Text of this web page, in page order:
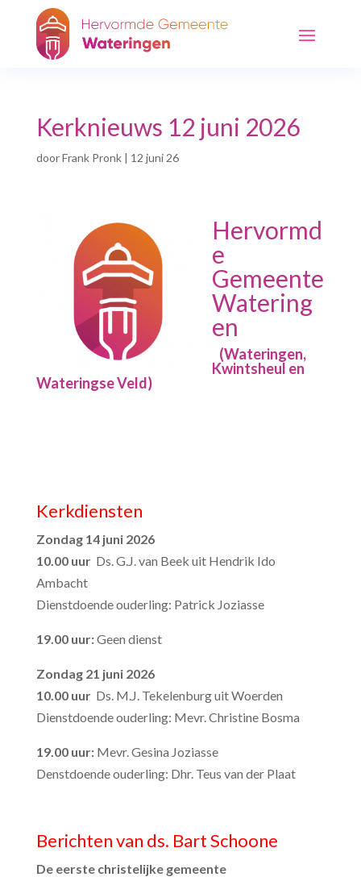
Kerknieuws 12 juni 2026
doorFrank Pronk| 12 juni 26
Hervormd
e
Gemeente
Watering
en
(Wateringen,
Kwintsheul en
Wateringse Veld)
Kerkdiensten
Zondag 14 juni 2026
10.00 uur Ds. G.J. van Beek uit Hendrik Ido
Ambacht
Dienstdoende ouderling: Patrick Joziasse
19.00 uur:Geen dienst
Zondag 21 juni 2026
10.00 uur Ds. M.J. Tekelenburg uit Woerden
Dienstdoende ouderling: Mevr. Christine Bosma
19.00 uur:Mevr. Gesina Joziasse
Denstdoende ouderling: Dhr. Teus van der Plaat
Berichten van ds. Bart Schoone
De eerste christelijke gemeente